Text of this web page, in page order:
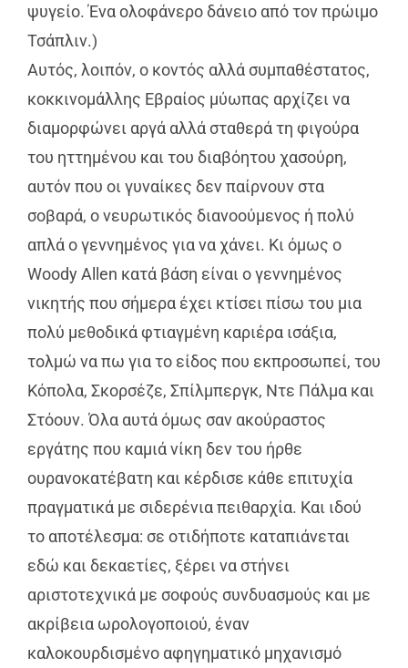
ψυγείο. Ένα ολοφάνερο δάνειο από τον πρώιμο
Τσάπλιν.)
Αυτός, λοιπόν, ο κοντός αλλά συμπαθέστατος,
κοκκινομάλλης Εβραίος μύωπας αρχίζει να
διαμορφώνει αργά αλλά σταθερά τη φιγούρα
του ηττημένου και του διαβόητου χασούρη,
αυτόν που οι γυναίκες δεν παίρνουν στα
σοβαρά, ο νευρωτικός διανοούμενος ή πολύ
απλά ο γεννημένος για να χάνει. Κι όμως ο
Woody Allen κατά βάση είναι ο γεννημένος
νικητής που σήμερα έχει κτίσει πίσω του μια
πολύ μεθοδικά φτιαγμένη καριέρα ισάξια,
τολμώ να πω για το είδος που εκπροσωπεί, του
Κόπολα, Σκορσέζε, Σπίλμπεργκ, Ντε Πάλμα και
Στόουν. Όλα αυτά όμως σαν ακούραστος
εργάτης που καμιά νίκη δεν του ήρθε
ουρανοκατέβατη και κέρδισε κάθε επιτυχία
πραγματικά με σιδερένια πειθαρχία. Και ιδού
το αποτέλεσμα: σε οτιδήποτε καταπιάνεται
εδώ και δεκαετίες, ξέρει να στήνει
αριστοτεχνικά με σοφούς συνδυασμούς και με
ακρίβεια ωρολογοποιού, έναν
καλοκουρδισμένο αφηγηματικό μηχανισμό